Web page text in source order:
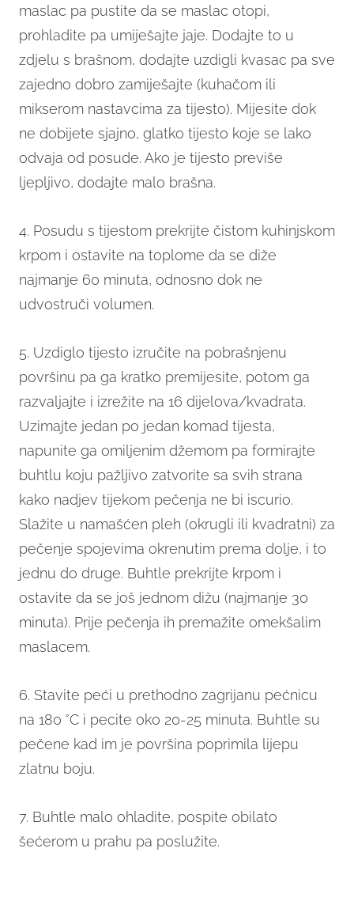
maslac pa pustite da se maslac otopi,
prohladite pa umiješajte jaje. Dodajte to u
zdjelu s brašnom, dodajte uzdigli kvasac pa sve
zajedno dobro zamiješajte (kuhačom ili
mikserom nastavcima za tijesto). Mijesite dok
ne dobijete sjajno, glatko tijesto koje se lako
odvaja od posude. Ako je tijesto previše
ljepljivo, dodajte malo brašna.
4. Posudu s tijestom prekrijte čistom kuhinjskom
krpom i ostavite na toplome da se diže
najmanje 60 minuta, odnosno dok ne
udvostruči volumen.
5. Uzdiglo tijesto izručite na pobrašnjenu
površinu pa ga kratko premijesite, potom ga
razvaljajte i izrežite na 16 dijelova/kvadrata.
Uzimajte jedan po jedan komad tijesta,
napunite ga omiljenim džemom pa formirajte
buhtlu koju pažljivo zatvorite sa svih strana
kako nadjev tijekom pečenja ne bi iscurio.
Slažite u namašćen pleh (okrugli ili kvadratni) za
pečenje spojevima okrenutim prema dolje, i to
jednu do druge. Buhtle prekrijte krpom i
ostavite da se još jednom dižu (najmanje 30
minuta). Prije pečenja ih premažite omekšalim
maslacem.
6. Stavite peći u prethodno zagrijanu pećnicu
na 180 °C i pecite oko 20-25 minuta. Buhtle su
pečene kad im je površina poprimila lijepu
zlatnu boju.
7. Buhtle malo ohladite, pospite obilato
šećerom u prahu pa poslužite.